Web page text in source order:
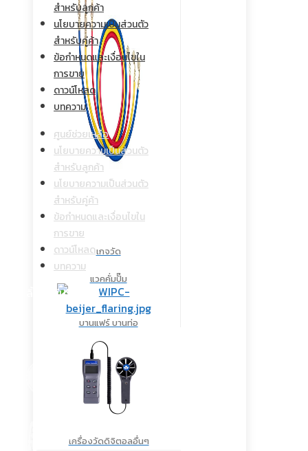
เกจวัด
แวคคั่มปั๊ม
บานแฟร์ บานท่อ
เครื่องวัดดิจิตอลอื่นๆ
สำหรับลูกค้า
นโยบายความเป็นส่วนตัว
สำหรับคู่ค้า
ข้อกำหนดและเงื่อนไขใน
การขาย
ดาวน์โหลด
บทความ
ศูนย์ช่วยเหลือ
นโยบายความเป็นส่วนตัว
สำหรับลูกค้า
นโยบายความเป็นส่วนตัว
สำหรับคู่ค้า
ข้อกำหนดและเงื่อนไขใน
การขาย
ดาวน์โหลด
บทความ
ลิ้งค์ที่มีประโยชน์